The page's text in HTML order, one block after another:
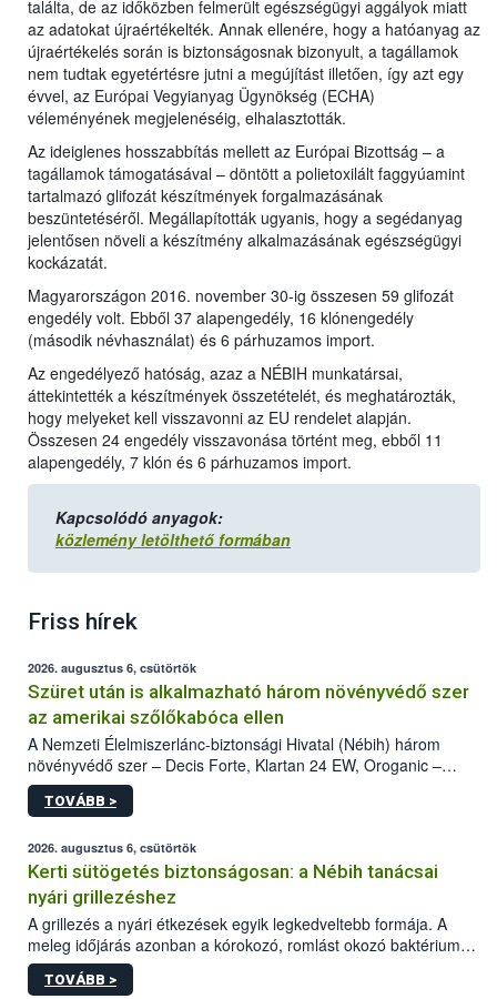
találta, de az időközben felmerült egészségügyi aggályok miatt
az adatokat újraértékelték. Annak ellenére, hogy a hatóanyag az
újraértékelés során is biztonságosnak bizonyult, a tagállamok
nem tudtak egyetértésre jutni a megújítást illetően, így azt egy
évvel, az Európai Vegyianyag Ügynökség (ECHA)
véleményének megjelenéséig, elhalasztották.
Az ideiglenes hosszabbítás mellett az Európai Bizottság – a
tagállamok támogatásával – döntött a polietoxilált faggyúamint
tartalmazó glifozát készítmények forgalmazásának
beszüntetéséről. Megállapították ugyanis, hogy a segédanyag
jelentősen növeli a készítmény alkalmazásának egészségügyi
kockázatát.
Magyarországon 2016. november 30-ig összesen 59 glifozát
engedély volt. Ebből 37 alapengedély, 16 klónengedély
(második névhasználat) és 6 párhuzamos import.
Az engedélyező hatóság, azaz a NÉBIH munkatársai,
áttekintették a készítmények összetételét, és meghatározták,
hogy melyeket kell visszavonni az EU rendelet alapján.
Összesen 24 engedély visszavonása történt meg, ebből 11
alapengedély, 7 klón és 6 párhuzamos import.
Kapcsolódó anyagok:
közlemény letölthető formában
Friss hírek
2026. augusztus 6, csütörtök
Szüret után is alkalmazható három növényvédő szer
az amerikai szőlőkabóca ellen
A Nemzeti Élelmiszerlánc-biztonsági Hivatal (Nébih) három
növényvédő szer – Decis Forte, Klartan 24 EW, Oroganic –
engedélyokiratát módosította, így azok a szüretet követően,
egészen a vesszőérettség (BBCH 91) stádiumáig
érésű szőlőkben is legyen lehetőség a károsító elleni további
védekezésre. Az Oroganic készítmény kis kiszerelésben kiskerti
felhasználók számára is elérhető és ökológiai termesztésben is
engedélyezett.
TOVÁBB >
2026. augusztus 6, csütörtök
Kerti sütögetés biztonságosan: a Nébih tanácsai
nyári grillezéshez
A grillezés a nyári étkezések egyik legkedveltebb formája. A
meleg időjárás azonban a kórokozó, romlást okozó baktériumok
gyorsabb szaporodásának is kedvez. A szabadtéri sütögetés
ezért nem csupán a megfelelő sütési technikáról szól: legalább
TOVÁBB >